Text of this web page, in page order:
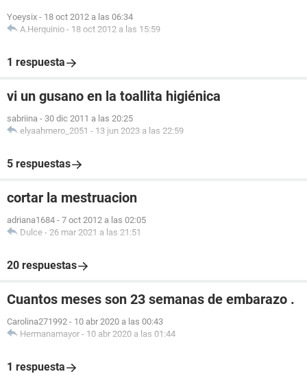
Yoeysix - 18 oct 2012 a las 06:34
A.Herquinio - 18 oct 2012 a las 15:59
1 respuesta
vi un gusano en la toallita higiénica
sabriina - 30 dic 2011 a las 20:25
elyaahmero_2051 - 13 jun 2023 a las 22:59
5 respuestas
cortar la mestruacion
adriana1684 - 7 oct 2012 a las 02:05
Dulce - 26 mar 2021 a las 21:51
20 respuestas
Cuantos meses son 23 semanas de embarazo .
Carolina271992 - 10 abr 2020 a las 00:43
Hermanamayor - 10 abr 2020 a las 01:44
1 respuesta